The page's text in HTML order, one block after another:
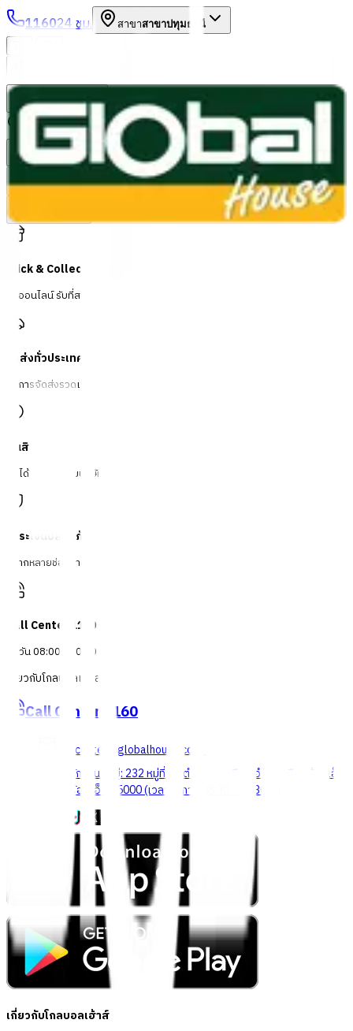
116024 ชม. สาขาสาขาปทุมธานี
หมวดหมู่สินค้า
ค้นหา
บัญชีของฉัน ตะกร้าสินค้า
Previous slide
Click & Collect
สั่งออนไลน์ รับที่สาขา
จัดส่งทั่วประเทศ
บริการจัดส่งรวดเร็ว
คืนสินค้าง่าย
คืนได้ตามเงื่อนไขบริษัท
ชำระเงินปลอดภัย
หลากหลายช่องทาง
Call Center 1160
ทุกวัน 08:00 - 20:00 น.
เกี่ยวกับโกลบอลเฮ้าส์
Call Center 1160
callcenter@globalhouse.co.th
สำนักงานใหญ่: 232 หมู่ที่ 19 ตำบลรอบเมือง อำเภอเมืองร้อยเอ็ด
จังหวัดร้อยเอ็ด 45000 (เวลาทำการ 08:30 - 17:30 น.)
เกี่ยวกับโกลบอลเฮ้าส์